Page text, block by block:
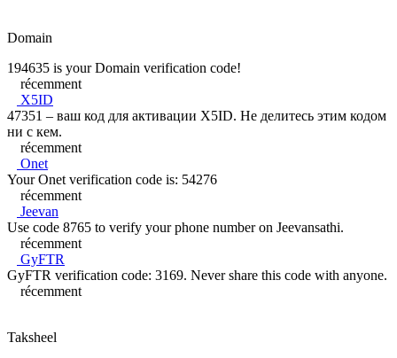
Domain
194635 is your Domain verification code!
récemment
X5ID
47351 – ваш код для активации X5ID. Не делитесь этим кодом
ни с кем.
récemment
Onet
Your Onet verification code is: 54276
récemment
Jeevan
Use code 8765 to verify your phone number on Jeevansathi.
récemment
GyFTR
GyFTR verification code: 3169. Never share this code with anyone.
récemment
Taksheel